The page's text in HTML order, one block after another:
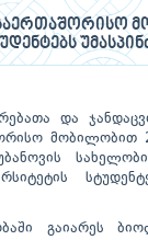
და
მობილობით
გაიარეს